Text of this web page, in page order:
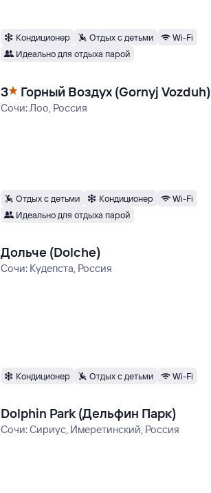
Кондиционер Отдых с детьми
Wi-Fi
Идеально для отдыха парой
3 Горный Воздух (Gornyj Vozduh)
Сочи: Лоо, Россия
Отдых с детьми Кондиционер
Wi-Fi
Идеально для отдыха парой
Дольче (Dolche)
Сочи: Кудепста, Россия
Кондиционер Отдых с детьми Wi-Fi
Dolphin Park (Дельфин Парк)
Сочи: Сириус, Имеретинский, Россия